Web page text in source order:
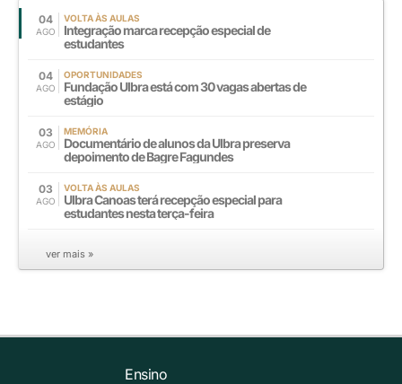
04
AGO
VOLTA ÀS AULAS
Integração marca recepção especial de
estudantes
04
AGO
OPORTUNIDADES
Fundação Ulbra está com 30 vagas abertas de
estágio
03
AGO
MEMÓRIA
Documentário de alunos da Ulbra preserva
depoimento de Bagre Fagundes
03
AGO
VOLTA ÀS AULAS
Ulbra Canoas terá recepção especial para
estudantes nesta terça-feira
ver mais »
Ensino